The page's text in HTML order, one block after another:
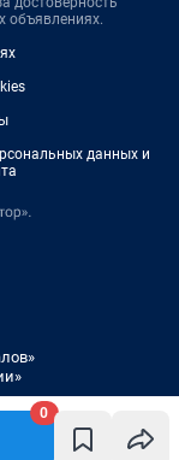
0
объявлениях.
данных и